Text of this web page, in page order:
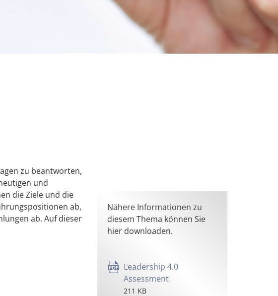
zu beantworten,
und
die Ziele und die
ab,
ab. Auf dieser
Nähere Informationen zu
diesem Thema können Sie
hier downloaden.
Leadership 4.0
Assessment
211 KB